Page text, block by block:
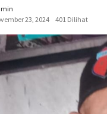
23, 2024
401 Dilihat